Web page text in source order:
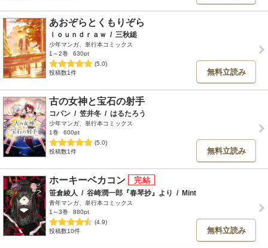
あおぞらとくもりぞら
ｌｏｕｎｄｒａｗ / 三秋縋
少年マンガ、単行本コミックス
1～2巻
630pt
(5.0)
投稿数1件
無料立読み
古の女神と宝石の射手
コパン / 笠井冬 / はるたろう
少年マンガ、単行本コミックス
1巻
600pt
(5.0)
投稿数1件
無料立読み
ホーキーベカコン
笹倉綾人 / 谷崎潤一郎『春琴抄』より / Mint
青年マンガ、単行本コミックス
1～3巻
880pt
(4.9)
投稿数10件
無料立読み